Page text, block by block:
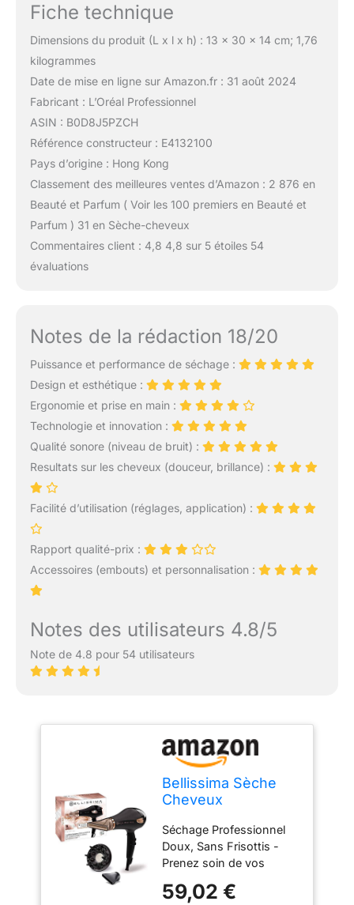
Fiche technique
Dimensions du produit (L x l x h) : 13 x 30 x 14 cm; 1,76
kilogrammes
Date de mise en ligne sur Amazon.fr : 31 août 2024
Fabricant : L’Oréal Professionnel
ASIN : B0D8J5PZCH
Référence constructeur : E4132100
Pays d’origine : Hong Kong
Classement des meilleures ventes d’Amazon : 2 876 en
Beauté et Parfum ( Voir les 100 premiers en Beauté et
Parfum ) 31 en Sèche-cheveux
Commentaires client : 4,8 4,8 sur 5 étoiles 54
évaluations
Notes de la rédaction 18/20
Puissance et performance de séchage :
Design et esthétique :
Ergonomie et prise en main :
Technologie et innovation :
Qualité sonore (niveau de bruit) :
Resultats sur les cheveux (douceur, brillance) :
Facilité d’utilisation (réglages, application) :
Rapport qualité-prix :
Accessoires (embouts) et personnalisation :
Notes des utilisateurs 4.8/5
Note de 4.8 pour 54 utilisateurs
Bellissima Sèche
Cheveux
Technologies
Céramique et
Ionique - Embout
Étroit et Diffuseur -
My Pro Ceramic P5
Séchage Professionnel
Doux, Sans Frisottis -
Prenez soin de vos
salon de coiffure; Utiliser
59,02 €